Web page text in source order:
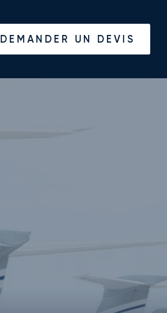
DEMANDER UN DEVIS